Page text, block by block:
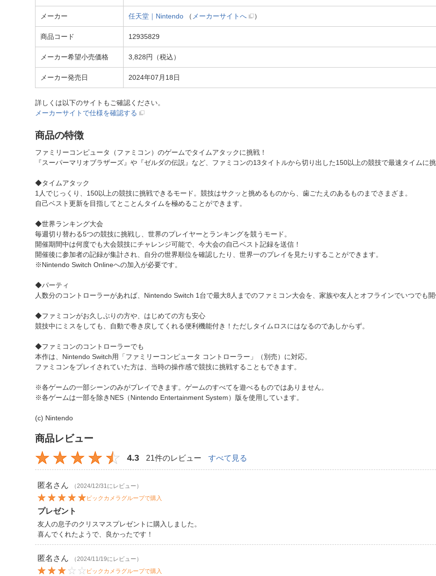
メーカー 任天堂｜Nintendo （ メーカーサイトへ ）
商品コード 12935829
メーカー希望小売価格 3,828円（税込）
メーカー発売日 2024年07月18日
詳しくは以下のサイトもご確認ください。
メーカーサイトで仕様を確認する
商品の特徴
ファミリーコンピュータ（ファミコン）のゲームでタイムアタックに挑戦！
『スーパーマリオブラザーズ』や『ゼルダの伝説』など、ファミコンの13タイトルから切り出した150以上の競技で最速タイムに挑
◆タイムアタック
1人でじっくり、150以上の競技に挑戦できるモード。競技はサクッと挑めるものから、歯ごたえのあるものまでさまざま。
自己ベスト更新を目指してとことんタイムを極めることができます。
◆世界ランキング大会
毎週切り替わる5つの競技に挑戦し、世界のプレイヤーとランキングを競うモード。
開催期間中は何度でも大会競技にチャレンジ可能で、今大会の自己ベスト記録を送信！
開催後に参加者の記録が集計され、自分の世界順位を確認したり、世界一のプレイを見たりすることができます。
※Nintendo Switch Onlineへの加入が必要です。
◆パーティ
人数分のコントローラーがあれば、Nintendo Switch 1台で最大8人までのファミコン大会を、家族や友人とオフラインでいつでも開
◆ファミコンがお久しぶりの方や、はじめての方も安心
競技中にミスをしても、自動で巻き戻してくれる便利機能付き！ただしタイムロスにはなるのであしからず。
◆ファミコンのコントローラーでも
本作は、Nintendo Switch用「ファミリーコンピュータ コントローラー」（別売）に対応。
ファミコンをプレイされていた方は、当時の操作感で競技に挑戦することもできます。
※各ゲームの一部シーンのみがプレイできます。ゲームのすべてを遊べるものではありません。
※各ゲームは一部を除きNES（Nintendo Entertainment System）版を使用しています。
(c) Nintendo
商品レビュー
4.3 21件のレビュー すべて見る
匿名 さん
（2024/12/31にレビュー）
ビックカメラグループで購入
プレゼント
友人の息子のクリスマスプレゼントに購入しました。
喜んでくれたようで、良かったです！
匿名 さん
（2024/11/19にレビュー）
ビックカメラグループで購入